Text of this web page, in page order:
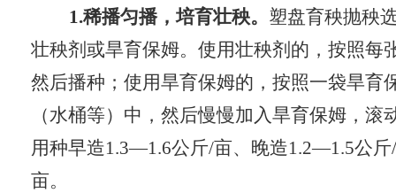
1.稀播匀播，培育壮秧。 塑盘育秧抛秧
壮秧剂或旱育保姆。使用壮秧剂的，按照每
然后播种；使用旱育保姆的，按照一袋旱育
（水桶等）中，然后慢慢加入旱育保姆，
用种早造1.3—1.6公斤/亩、晚造1.2—1.5公斤/
亩。